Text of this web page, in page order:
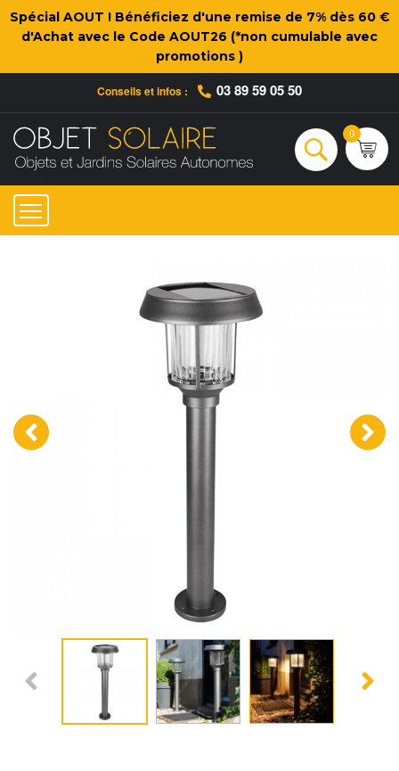
Spécial AOUT ! Bénéficiez d'une remise de 7% dès 60 €
d'Achat avec le Code AOUT26 (*non cumulable avec
promotions )
Conseils et infos : 03 89 59 05 50
Rechercher
0
‹ ›